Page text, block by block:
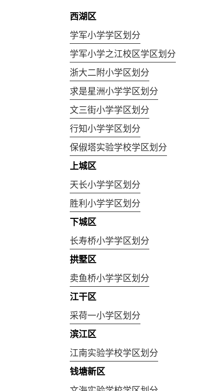
西湖区
学军小学学区划分
学军小学之江校区学区划分
浙大二附小学区划分
求是星洲小学学区划分
文三街小学学区划分
行知小学学区划分
保俶塔实验学校学区划分
上城区
天长小学学区划分
胜利小学学区划分
下城区
长寿桥小学学区划分
拱墅区
卖鱼桥小学学区划分
江干区
采荷一小学区划分
滨江区
江南实验学校学区划分
钱塘新区